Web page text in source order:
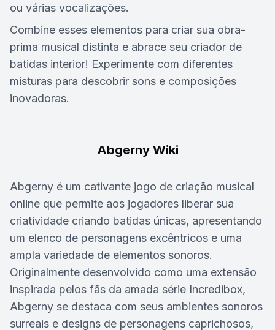
ou várias vocalizações.
Combine esses elementos para criar sua obra-
prima musical distinta e abrace seu criador de
batidas interior! Experimente com diferentes
misturas para descobrir sons e composições
inovadoras.
Abgerny Wiki
Abgerny é um cativante jogo de criação musical
online que permite aos jogadores liberar sua
criatividade criando batidas únicas, apresentando
um elenco de personagens excêntricos e uma
ampla variedade de elementos sonoros.
Originalmente desenvolvido como uma extensão
inspirada pelos fãs da amada série Incredibox,
Abgerny se destaca com seus ambientes sonoros
surreais e designs de personagens caprichosos,